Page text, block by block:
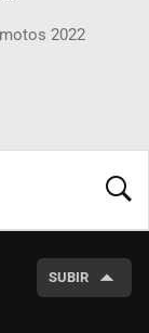
2022
SUBIR